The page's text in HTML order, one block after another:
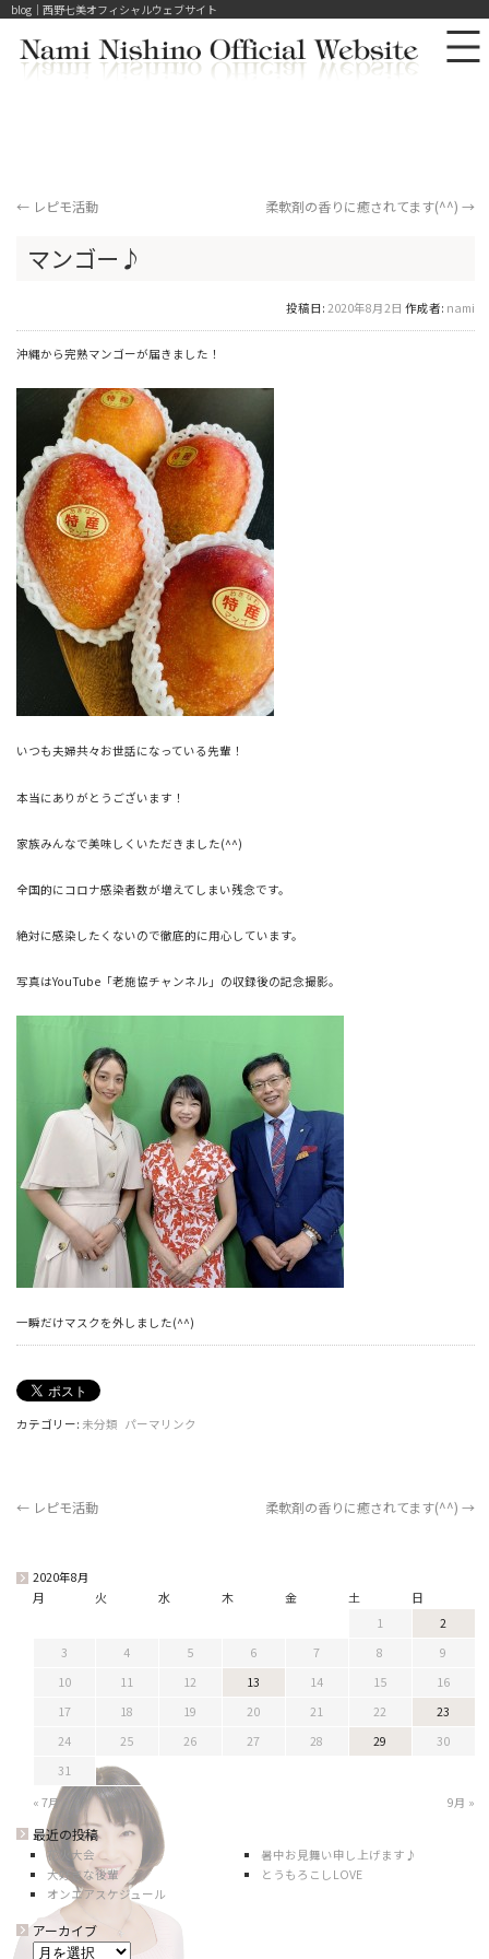
blog｜西野七美オフィシャルウェブサイト
←レピモ活動 柔軟剤の香りに癒されてます(^^) →
マンゴー♪
投稿日: 2020年8月2日 作成者: nami
沖縄から完熟マンゴーが届きました！
いつも夫婦共々お世話になっている先輩！
本当にありがとうございます！
家族みんなで美味しくいただきました(^^)
全国的にコロナ感染者数が増えてしまい残念です。
絶対に感染したくないので徹底的に用心しています。
写真はYouTube「老施協チャンネル」の収録後の記念撮影。
一瞬だけマスクを外しました(^^)
カテゴリー: 未分類 パーマリンク
←レピモ活動 柔軟剤の香りに癒されてます(^^) →
2020年8月
月 火 水 木 金 土 日
1
2
3
4 5 6 7 8
9
10
11 12 13 14 15
16
17
18 19 20 21 22
23
24
25 26 27 28 29
30
31
« 7月
9月 »
最近の投稿
花火大会
暑中お見舞い申し上げます♪
大好きな後輩
とうもろこしLOVE
オンエアスケジュール
アーカイブ
ア